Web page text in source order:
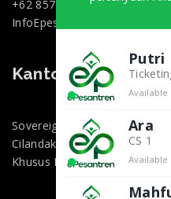
+62 857-0130-3000
InfoEpesantren@gmail.com
Kantor Marketing
Sovereign Plaza, Jl. TB
Cilandak Bar., Kec. Cilandak,
Khusus Ibukota Jakarta 12430
Putri
Available
Ara
CS 1
Available